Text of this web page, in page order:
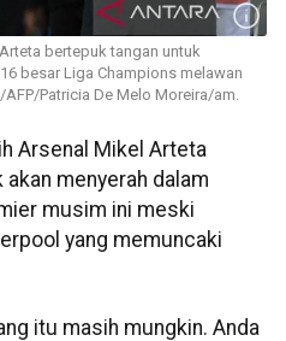
bertepuk tangan untuk
besar Liga Champions melawan
Patricia De Melo Moreira/am.
Arsenal Mikel Arteta
menyerah dalam
musim ini meski
yang memuncaki
itu masih mungkin. Anda